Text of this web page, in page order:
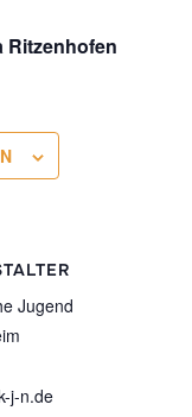
Ritzenhofen
Jugend
j-n.de